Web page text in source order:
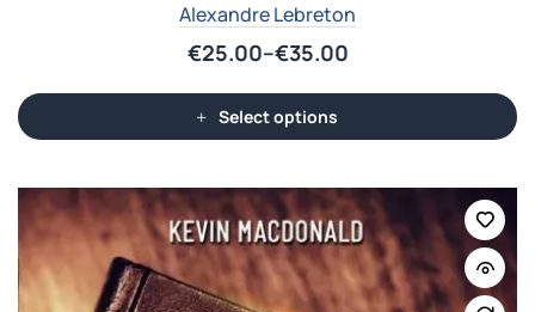
Alexandre Lebreton
€25.00–€35.00
Select options